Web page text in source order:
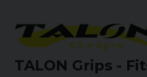
TALON Grips -